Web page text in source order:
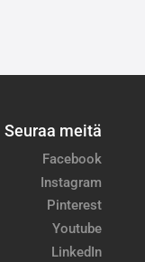
Seuraa meitä
Facebook
Instagram
Pinterest
Youtube
LinkedIn